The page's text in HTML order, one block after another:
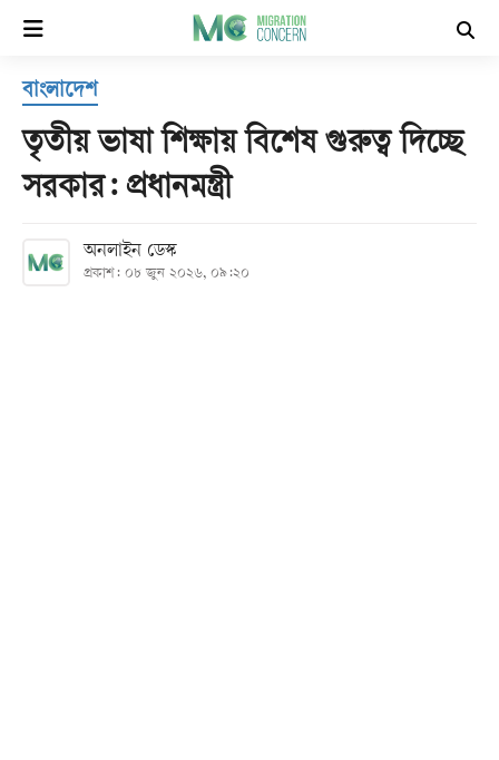
হোম
সর্বশেষ
বিভাগ
বাংলাদেশ
তৃতীয় ভাষা শিক্ষায় বিশেষ গুরুত্ব দিচ্ছে
সরকার: প্রধানমন্ত্রী
অনলাইন ডেস্ক
প্রকাশ: ০৮ জুন ২০২৬, ০৯:২০